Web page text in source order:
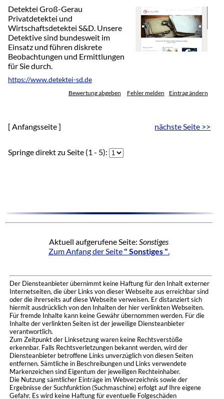
Detektei Groß-Gerau
Privatdetektei und
Wirtschaftsdetektei S&D. Unsere
Detektive sind bundesweit im
Einsatz und führen diskrete
Beobachtungen und Ermittlungen
für Sie durch.
https://www.detektei-sd.de
Bewertung abgeben Fehler melden Eintrag ändern
[ Anfangsseite ] nächste Seite >>
Springe direkt zu Seite (1 - 5):
Aktuell aufgerufene Seite: Sonstiges
Zum Anfang der Seite " Sonstiges "
Der Diensteanbieter übernimmt keine Haftung für den Inhalt externer
Internetseiten, die über Links von dieser Webseite aus erreichbar sind
oder die ihrerseits auf diese Webseite verweisen. Er distanziert sich
hiermit ausdrücklich von den Inhalten der hier verlinkten Webseiten.
Für fremde Inhalte kann keine Gewähr übernommen werden. Für die
Inhalte der verlinkten Seiten ist der jeweilige Diensteanbieter
verantwortlich.
Zum Zeitpunkt der Linksetzung waren keine Rechtsverstöße
erkennbar. Falls Rechtsverletzungen bekannt werden, wird der
Diensteanbieter betroffene Links unverzüglich von diesen Seiten
entfernen. Sämtliche in Beschreibungen und Links verwendete
Markenzeichen sind Eigentum der jeweiligen Rechteinhaber.
Die Nutzung sämtlicher Einträge im Webverzeichnis sowie der
Ergebnisse der Suchfunktion (Suchmaschine) erfolgt auf Ihre eigene
Gefahr. Es wird keine Haftung für eventuelle Folgeschäden